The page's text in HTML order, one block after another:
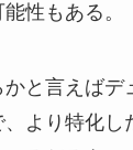
性もある。
と言えばデ
より特化し